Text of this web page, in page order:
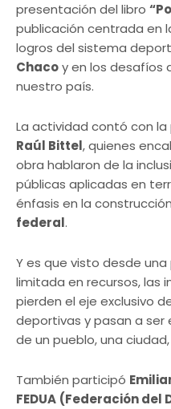
presentación del libro
publicación centrada en
logros del sistema
Chacoy en los desafíos
nuestro país.
La actividad contó con la
Raúl Bittel, quienes
obra hablaron de la
públicas aplicadas en
énfasis en la
federal.
Y es que visto desde
limitada en recursos, las
pierden el eje exclusivo
deportivas y pasan a ser
de un pueblo, una
También participó
FEDUA (Federación del